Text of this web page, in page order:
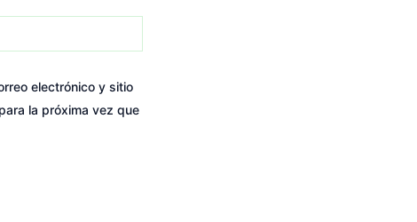
electrónico y sitio
la próxima vez que